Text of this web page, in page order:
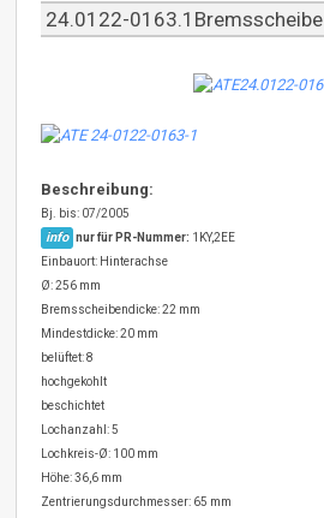
24.0122-0163.1Bremsscheibe
Beschreibung:
Bj. bis: 07/2005
info nur für PR-Nummer: 1KY,2EE
Einbauort: Hinterachse
Ø: 256 mm
Bremsscheibendicke: 22 mm
Mindestdicke: 20 mm
belüftet: 8
hochgekohlt
beschichtet
Lochanzahl: 5
Lochkreis-Ø: 100 mm
Höhe: 36,6 mm
Zentrierungsdurchmesser: 65 mm